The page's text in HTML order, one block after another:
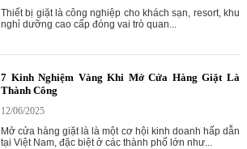
Thiết bị giặt là công nghiệp cho khách sạn, resort, khu
nghỉ dưỡng cao cấp đóng vai trò quan...
7 Kinh Nghiệm Vàng Khi Mở Cửa Hàng Giặt Là
Thành Công
12/06/2025
Mở cửa hàng giặt là là một cơ hội kinh doanh hấp dẫn
tại Việt Nam, đặc biệt ở các thành phố lớn như...